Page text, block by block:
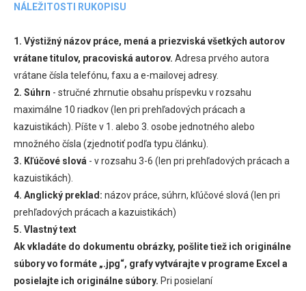
NÁLEŽITOSTI RUKOPISU
1. Výstižný názov práce, mená a priezviská všetkých autorov
vrátane titulov, pracoviská autorov. Adresa prvého autora
vrátane čísla telefónu, faxu a e-mailovej adresy.
2. Súhrn - stručné zhrnutie obsahu príspevku v rozsahu
maximálne 10 riadkov (len pri prehľadových prácach a
kazuistikách). Píšte v 1. alebo 3. osobe jednotného alebo
množného čísla (zjednotiť podľa typu článku).
3. Kľúčové slová - v rozsahu 3-6 (len pri prehľadových prácach a
kazuistikách).
4. Anglický preklad: názov práce, súhrn, kľúčové slová (len pri
prehľadových prácach a kazuistikách)
5. Vlastný text
Ak vkladáte do dokumentu obrázky, pošlite tiež ich originálne
súbory vo formáte „.jpg“, grafy vytvárajte v programe Excel a
posielajte ich originálne súbory. Pri posielaní